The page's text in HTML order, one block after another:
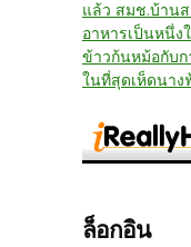
แล้ว สมช.บ้าน
อาหารเป็นหนึ่ง
ข้าวก้นหม้อกับก
ในที่สุดเห็ดนาง
ล็อกอิน